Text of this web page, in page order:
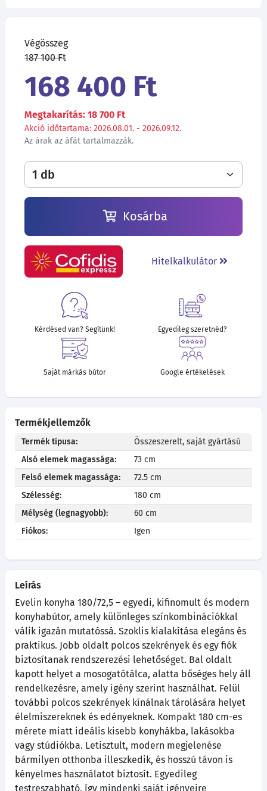
Végösszeg
187 100 Ft
168 400 Ft
Megtakarítás: 18 700 Ft
Akció időtartama: 2026.08.01. - 2026.09.12.
Az árak az áfát tartalmazzák.
Kosárba
Hitelkalkulátor
Kérdésed van? Segítünk! Egyedileg szeretnéd?
Saját márkás bútor Google értékelések
Termékjellemzők
Termék típusa:
Összeszerelt, saját gyártású
Alsó elemek magassága:
73 cm
Felső elemek magassága:
72.5 cm
Szélesség:
180 cm
Mélység (legnagyobb):
60 cm
Fiókos:
Igen
Leírás
Evelin konyha 180/72,5 – egyedi, kifinomult és modern
konyhabútor, amely különleges színkombinációkkal
válik igazán mutatóssá. Szoklis kialakítása elegáns és
praktikus. Jobb oldalt polcos szekrények és egy fiók
biztosítanak rendszerezési lehetőséget. Bal oldalt
kapott helyet a mosogatótálca, alatta bőséges hely áll
rendelkezésre, amely igény szerint használhat. Felül
további polcos szekrények kínálnak tárolására helyet
élelmiszereknek és edényeknek. Kompakt 180 cm-es
mérete miatt ideális kisebb konyhákba, lakásokba
vagy stúdiókba. Letisztult, modern megjelenése
bármilyen otthonba illeszkedik, és hosszú távon is
kényelmes használatot biztosít. Egyedileg
testreszabható, így mindenki saját igényeire